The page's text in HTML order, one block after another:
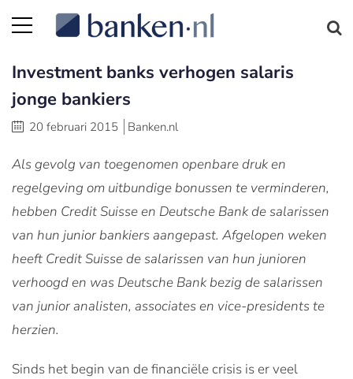
Investment banks verhogen salaris
jonge bankiers
20 februari 2015 Banken.nl
Als gevolg van toegenomen openbare druk en
regelgeving om uitbundige bonussen te verminderen,
hebben Credit Suisse en Deutsche Bank de salarissen
van hun junior bankiers aangepast. Afgelopen weken
heeft Credit Suisse de salarissen van hun junioren
verhoogd en was Deutsche Bank bezig de salarissen
van junior analisten, associates en vice-presidents te
herzien.
Sinds het begin van de financiële crisis is er veel